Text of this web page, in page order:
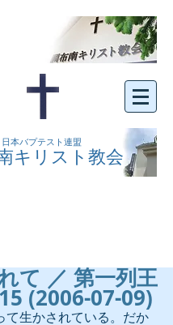
日本バプテスト連盟
キリスト教会
て ／ 第一列王
(2006-07-09)
て生かされている。だか